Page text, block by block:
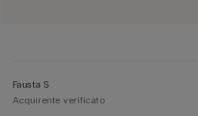
Fausta S
Acquirente verificato